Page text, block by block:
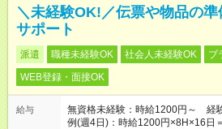
＼未経験OK!／伝票や物品の
サポート
派遣 職種未経験OK 社会人未経験OK
ブ
WEB登録・面接OK
給与
無資格未経験：時給1200円～ 経
例(週4日)：時給1200円×8H×16